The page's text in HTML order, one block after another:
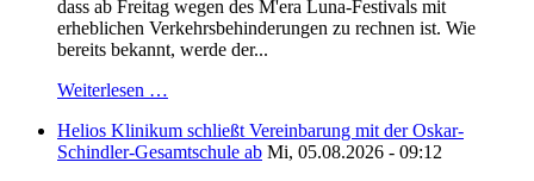
dass ab Freitag wegen des M'era Luna-Festivals mit
erheblichen Verkehrsbehinderungen zu rechnen ist. Wie
bereits bekannt, werde der...
Weiterlesen …
Helios Klinikum schließt Vereinbarung mit der Oskar-
Schindler-Gesamtschule ab Mi, 05.08.2026 - 09:12